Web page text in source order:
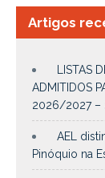
Artigos
LISTAS
ADMITIDOS
2026/2027 –
AEL
Pinóquio na